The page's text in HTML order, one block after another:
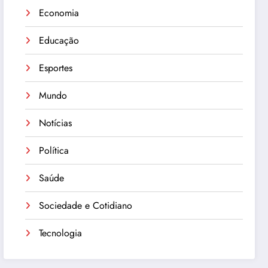
Economia
Educação
Esportes
Mundo
Notícias
Política
Saúde
Sociedade e Cotidiano
Tecnologia